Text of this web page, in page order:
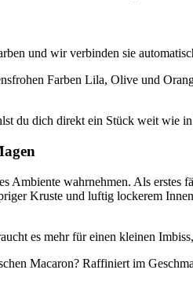
und wir verbinden sie
Farben Lila, Olive und
du dich direkt ein Stück weit wie
Ambiente wahrnehmen. Als
Kruste und luftig lockerem
es mehr für einen kleinen
Macaron? Raffiniert im